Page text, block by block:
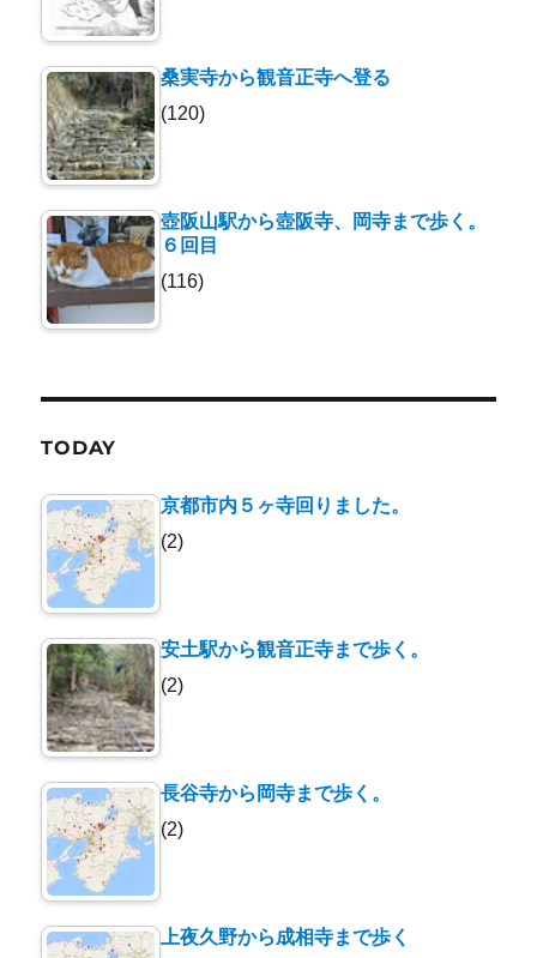
桑実寺から観音正寺へ登る
(120)
壺阪山駅から壺阪寺、岡寺まで歩く。
６回目
(116)
TODAY
京都市内５ヶ寺回りました。
(2)
安土駅から観音正寺まで歩く。
(2)
長谷寺から岡寺まで歩く。
(2)
上夜久野から成相寺まで歩く